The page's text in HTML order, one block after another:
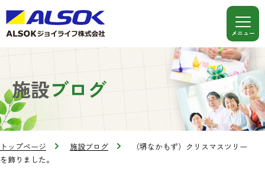
施設ブログ
トップページ 施設ブログ
（堺なかもず）クリスマスツリー
を飾りました。